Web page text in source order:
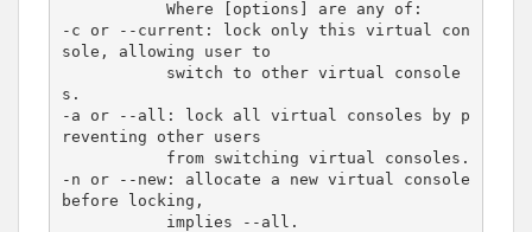
-c or --current: lock only this virtual con
sole, allowing user to
s.
-a or --all: lock all virtual consoles by p
reventing other users
-n or --new: allocate a new virtual console
before locking,